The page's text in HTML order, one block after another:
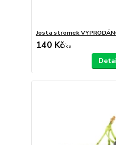
Josta stromek
140 Kč/ks